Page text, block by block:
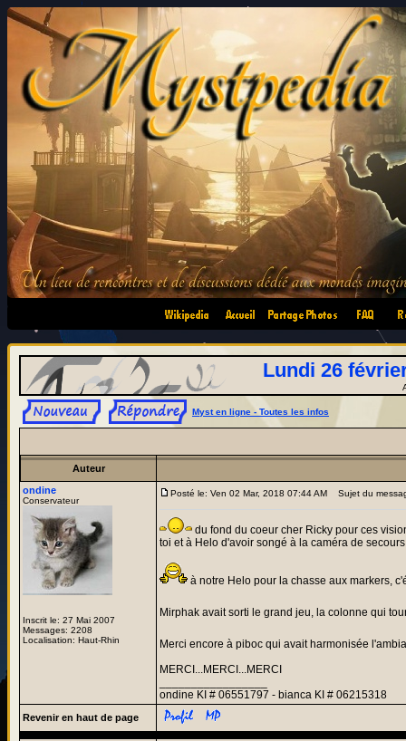
•
Lundi 26
Myst en ligne - Toutes les infos
Auteur
ondine
Conservateur
Inscrit le: 27 Mai 2007
Messages: 2208
Localisation: Haut-Rhin
Posté le: Ven 02 Mar, 2018 07:44 AM Sujet du
du fond du coeur cher Ricky pour ces
toi et à Helo d'avoir songé à la caméra de
à notre Helo pour la chasse aux markers,
Mirphak avait sorti le grand jeu, la colonne qui
Merci encore à piboc qui avait harmonisée
MERCI...MERCI...MERCI
ondine KI # 06551797 - bianca KI # 06215318
Revenir en haut de page